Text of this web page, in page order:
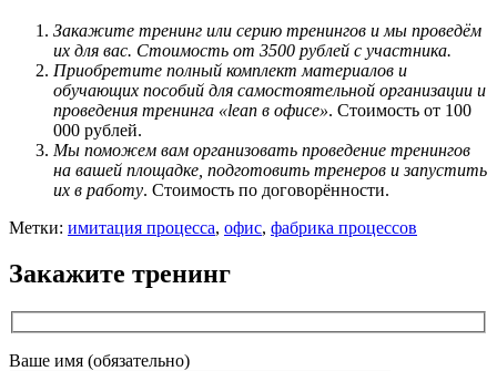
Закажите тренинг или серию тренингов и мы проведём
их для вас. Стоимость от 3500 рублей с участника.
Приобретите полный комплект материалов и
обучающих пособий для самостоятельной организации и
проведения тренинга «lean в офисе». Стоимость от 100
000 рублей.
Мы поможем вам организовать проведение тренингов
на вашей площадке, подготовить тренеров и запустить
их в работу. Стоимость по договорённости.
Метки: имитация процесса, офис, фабрика процессов
Закажите тренинг
Ваше имя (обязательно)